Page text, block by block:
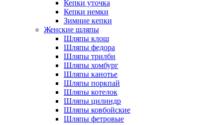
Кепки уточка
Кепки немки
Зимние кепки
Женские шляпы
Шляпы клош
Шляпы федора
Шляпы трилби
Шляпы хомбург
Шляпы канотье
Шляпы поркпай
Шляпы котелок
Шляпы цилиндр
Шляпы ковбойские
Шляпы фетровые